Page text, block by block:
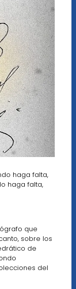
haga falta,
haga falta,
que
sobre los
de
del